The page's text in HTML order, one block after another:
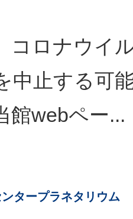
コロナウイ
中止する可
館webペー...
タープラネタリウム